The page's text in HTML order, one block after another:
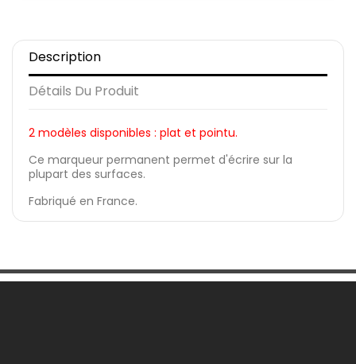
Description
Détails Du Produit
2 modèles disponibles : plat et pointu.
Ce marqueur permanent permet d'écrire sur la
plupart des surfaces.
Fabriqué en France.